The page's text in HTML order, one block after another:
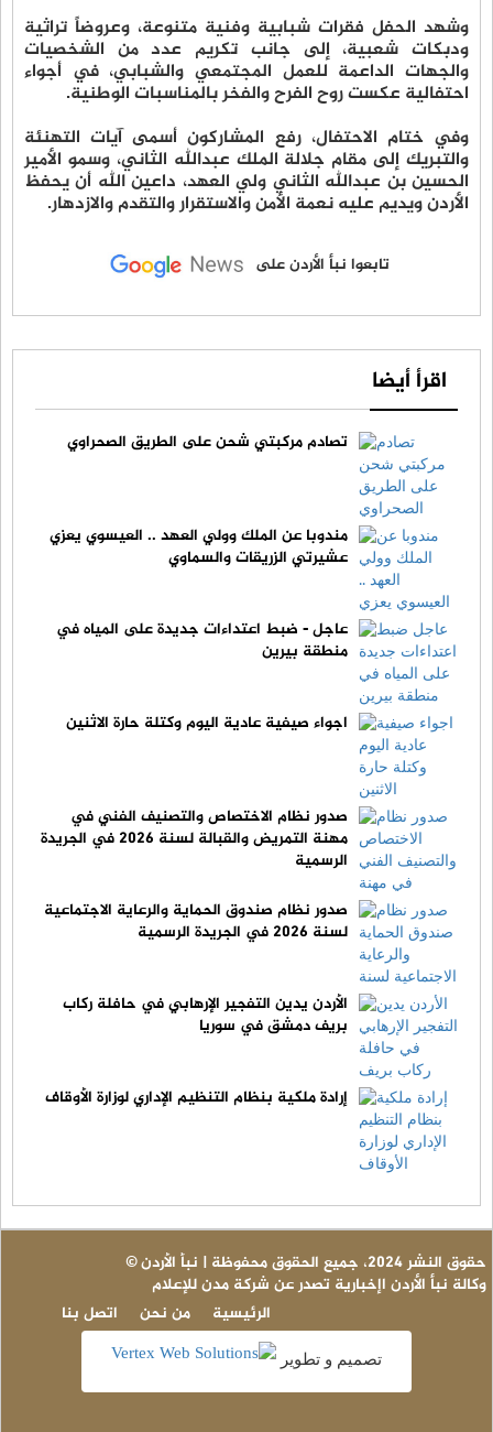
وشهد الحفل فقرات شبابية وفنية متنوعة، وعروضاً تراثية
ودبكات شعبية، إلى جانب تكريم عدد من الشخصيات
والجهات الداعمة للعمل المجتمعي والشبابي، في أجواء
احتفالية عكست روح الفرح والفخر بالمناسبات الوطنية.
وفي ختام الاحتفال، رفع المشاركون أسمى آيات التهنئة
والتبريك إلى مقام جلالة الملك عبدالله الثاني، وسمو الأمير
الحسين بن عبدالله الثاني ولي العهد، داعين الله أن يحفظ
الأردن ويديم عليه نعمة الأمن والاستقرار والتقدم والازدهار.
تابعوا نبأ الأردن على
اقرأ أيضا
تصادم مركبتي شحن على الطريق الصحراوي
مندوبا عن الملك وولي العهد .. العيسوي يعزي
عشيرتي الزريقات والسماوي
عاجل - ضبط اعتداءات جديدة على المياه في
منطقة بيرين
اجواء صيفية عادية اليوم وكتلة حارة الاثنين
صدور نظام الاختصاص والتصنيف الفني في
مهنة التمريض والقبالة لسنة 2026 في الجريدة
الرسمية
صدور نظام صندوق الحماية والرعاية الاجتماعية
لسنة 2026 في الجريدة الرسمية
الأردن يدين التفجير الإرهابي في حافلة ركاب
بريف دمشق في سوريا
إرادة ملكية بنظام التنظيم الإداري لوزارة الأوقاف
© حقوق النشر 2024، جميع الحقوق محفوظة | نبأ الأردن
وكالة نبأ الأردن اإخبارية تصدر عن شركة مدن للإعلام
اتصل بنا
من نحن الرئيسية
تصميم و تطوير